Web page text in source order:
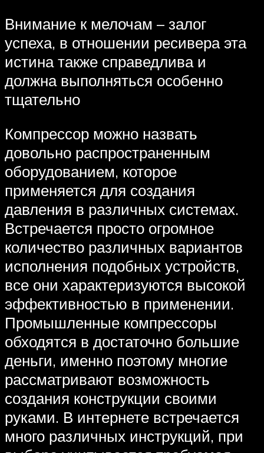
Внимание к мелочам – залог
успеха, в отношении ресивера эта
истина также справедлива и
должна выполняться особенно
тщательно
Компрессор можно назвать
довольно распространенным
оборудованием, которое
применяется для создания
давления в различных системах.
Встречается просто огромное
количество различных вариантов
исполнения подобных устройств,
все они характеризуются высокой
эффективностью в применении.
Промышленные компрессоры
обходятся в достаточно большие
деньги, именно поэтому многие
рассматривают возможность
создания конструкции своими
руками. В интернете встречается
много различных инструкций, при